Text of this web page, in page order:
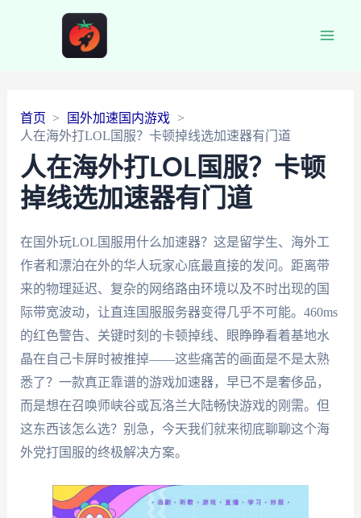
首页
国外加速国内游戏
人在海外打LOL国服？卡顿掉线选加速器有门道
人在海外打LOL国服？卡顿
掉线选加速器有门道
在国外玩LOL国服用什么加速器？这是留学生、海外工
作者和漂泊在外的华人玩家心底最直接的发问。距离带
来的物理延迟、复杂的网络路由环境以及不时出现的国
际带宽波动，让直连国服服务器变得几乎不可能。460ms
的红色警告、关键时刻的卡顿掉线、眼睁睁看着基地水
晶在自己卡屏时被推掉——这些痛苦的画面是不是太熟
悉了？一款真正靠谱的游戏加速器，早已不是奢侈品，
而是想在召唤师峡谷或瓦洛兰大陆畅快游戏的刚需。但
这东西该怎么选？别急，今天我们就来彻底聊聊这个海
外党打国服的终极解决方案。